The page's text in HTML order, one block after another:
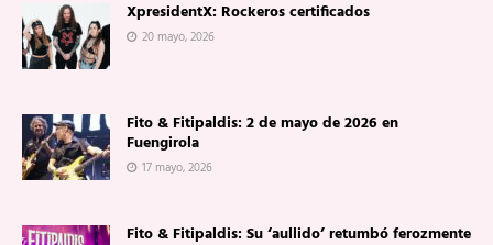
XpresidentX: Rockeros certificados
20 mayo, 2026
Fito & Fitipaldis: 2 de mayo de 2026 en
Fuengirola
17 mayo, 2026
Fito & Fitipaldis: Su ‘aullido’ retumbó ferozmente